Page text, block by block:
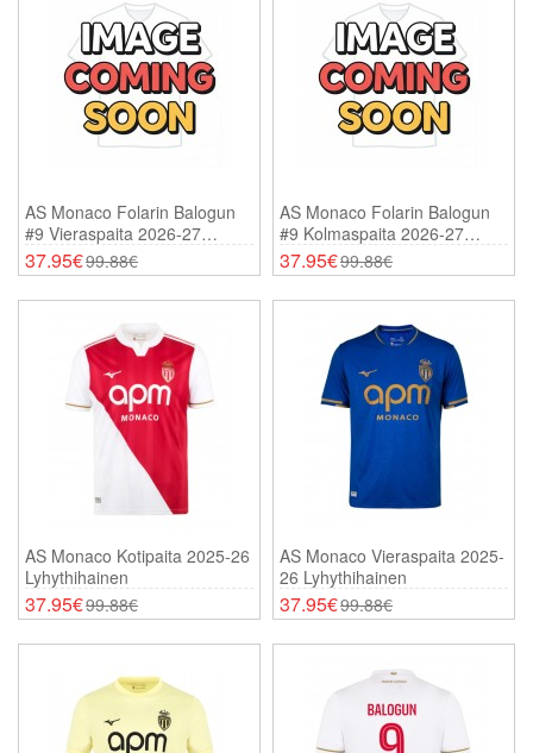
AS Monaco Folarin Balogun
#9 Vieraspaita 2026-27
Lyhythihainen
37.95€99.88€
AS Monaco Folarin Balogun
#9 Kolmaspaita 2026-27
Lyhythihainen
37.95€99.88€
AS Monaco Kotipaita 2025-26
Lyhythihainen
37.95€99.88€
AS Monaco Vieraspaita 2025-
26 Lyhythihainen
37.95€99.88€